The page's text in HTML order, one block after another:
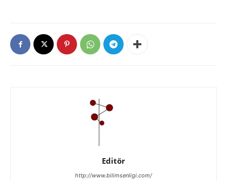
Editör
http://www.bilimsenligi.com/